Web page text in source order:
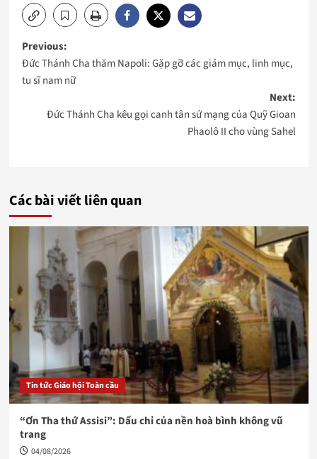
Post
navigation
Previous:
Đức Thánh Cha thăm Napoli: Gặp gỡ các giám mục, linh mục,
tu sĩ nam nữ
Next:
Đức Thánh Cha kêu gọi canh tân sứ mạng của Quỹ Gioan
Phaolô II cho vùng Sahel
Các bài viết liên quan
Tin tức Giáo hội Toàn cầu
“Ơn Tha thứ Assisi”: Dấu chỉ của nền hoà bình không vũ
trang
04/08/2026